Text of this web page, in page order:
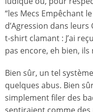
“les Mecs Empêchant
d’Agression dans
t-shirt clamant : J’ai
pas encore, eh bien, ils
Bien sûr, un tel
quelques abus. Bien
simplement filer des
sentiraient comme des